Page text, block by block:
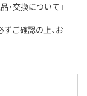
・交換について」
ずご確認の上、お